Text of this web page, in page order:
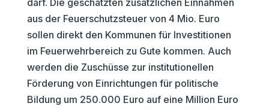
darf. Die geschätzten zusätzlichen Einnahmen
aus der Feuerschutzsteuer von 4 Mio. Euro
sollen direkt den Kommunen für Investitionen
im Feuerwehrbereich zu Gute kommen. Auch
werden die Zuschüsse zur institutionellen
Förderung von Einrichtungen für politische
Bildung um 250.000 Euro auf eine Million Euro